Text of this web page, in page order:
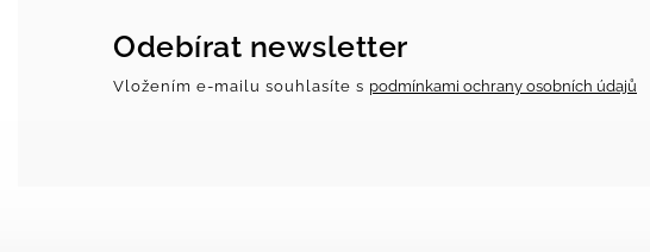
Odebírat newsletter
Vložením e-mailu souhlasíte s podmínkami ochrany osobních údajů